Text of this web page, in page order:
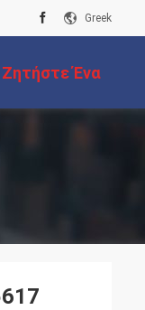
Greek
Ζητήστε Ένα
Απόσπασμα